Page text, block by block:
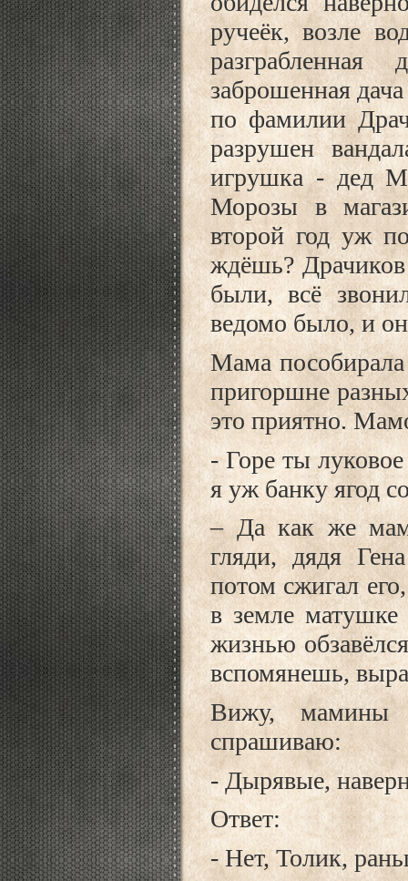
ручеёк, возле
заброшенная
по фамилии
разрушен
игрушка - дед
Морозы в
второй год уж
ждёшь?
были, всё
ведомо было, и
Мама
пригоршне
это приятно.
- Горе ты
я уж банку ягод
– Да как же
гляди, дядя
потом сжигал
в земле
жизнью
вспомянешь,
Вижу, мамины
спрашиваю:
- Дырявые,
Ответ:
- Нет, Толик,